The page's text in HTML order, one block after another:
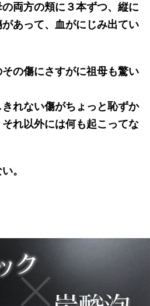
両方の頬に３本ずつ、縦に
あって、血がにじみ出てい
の傷にさすがに祖母も驚い
れない傷がちょっと恥ずか
れ以外には何も起こってな
。